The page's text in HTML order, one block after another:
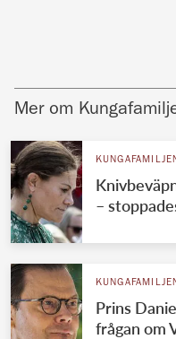
Mer om
–
Prins
frågan om